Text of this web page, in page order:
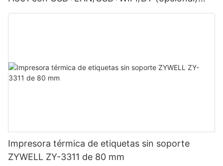
Negra
Impresora térmica de etiquetas sin soporte
ZYWELL ZY-3311 de 80 mm